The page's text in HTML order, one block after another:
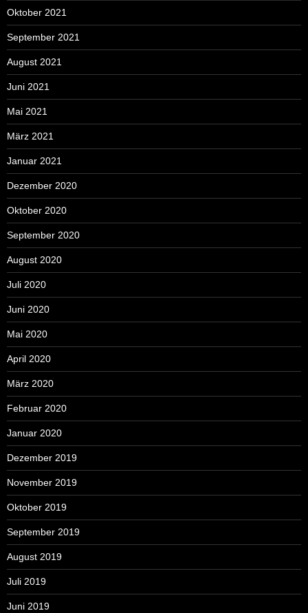
Oktober 2021
September 2021
August 2021
Juni 2021
Mai 2021
März 2021
Januar 2021
Dezember 2020
Oktober 2020
September 2020
August 2020
Juli 2020
Juni 2020
Mai 2020
April 2020
März 2020
Februar 2020
Januar 2020
Dezember 2019
November 2019
Oktober 2019
September 2019
August 2019
Juli 2019
Juni 2019